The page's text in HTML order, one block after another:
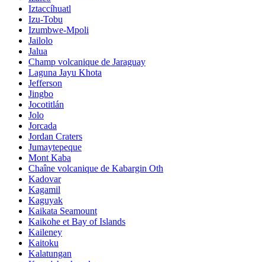
Iztaccíhuatl
Izu-Tobu
Izumbwe-Mpoli
Jailolo
Jalua
Champ volcanique de Jaraguay
Laguna Jayu Khota
Jefferson
Jingbo
Jocotitlán
Jolo
Jorcada
Jordan Craters
Jumaytepeque
Mont Kaba
Chaîne volcanique de Kabargin Oth
Kadovar
Kagamil
Kaguyak
Kaikata Seamount
Kaikohe et Bay of Islands
Kaileney
Kaitoku
Kalatungan